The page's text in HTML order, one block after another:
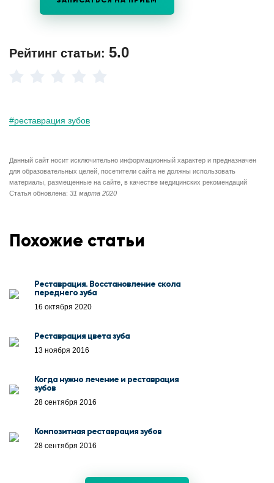
Рейтинг статьи: 5.0
#реставрация зубов
Данный сайт носит исключительно информационный характер и предназначен
для образовательных целей, посетители сайта не должны использовать
материалы, размещенные на сайте, в качестве медицинских рекомендаций
Статья обновлена: 31 марта 2020
Похожие статьи
Реставрация. Восстановление скола
переднего зуба
16 октября 2020
Реставрация цвета зуба
13 ноября 2016
Когда нужно лечение и реставрация
зубов
28 сентября 2016
Композитная реставрация зубов
28 сентября 2016